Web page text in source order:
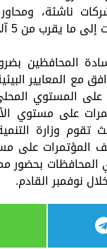
ناشئة، ومحاور
من 5 آلاف مشروع.
المحافظين
مع المعايير
على المستوي
في الإعداد لعقد 9
تقوم وزارة
على
بحضور